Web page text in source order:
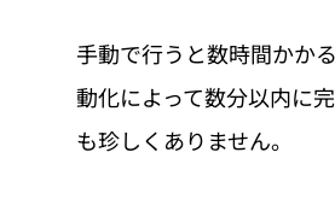
手動で行うと数時間かか
動化によって数分以内に
も珍しくありません。